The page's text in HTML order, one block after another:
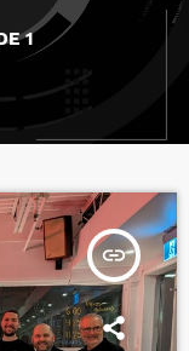
1
insert_link